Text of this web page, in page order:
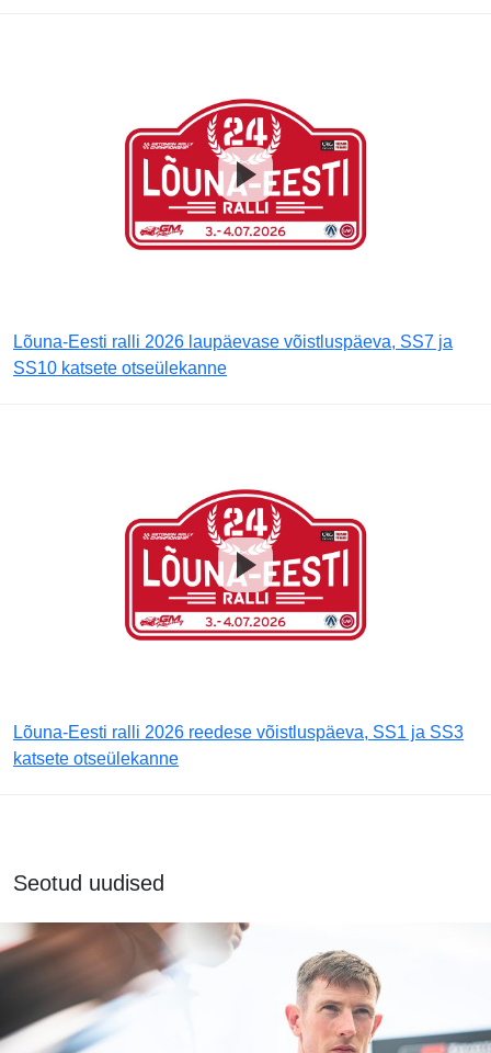
Lõuna-Eesti ralli 2026 laupäevase võistluspäeva, SS7 ja
SS10 katsete otseülekanne
Lõuna-Eesti ralli 2026 reedese võistluspäeva, SS1 ja SS3
katsete otseülekanne
Seotud uudised